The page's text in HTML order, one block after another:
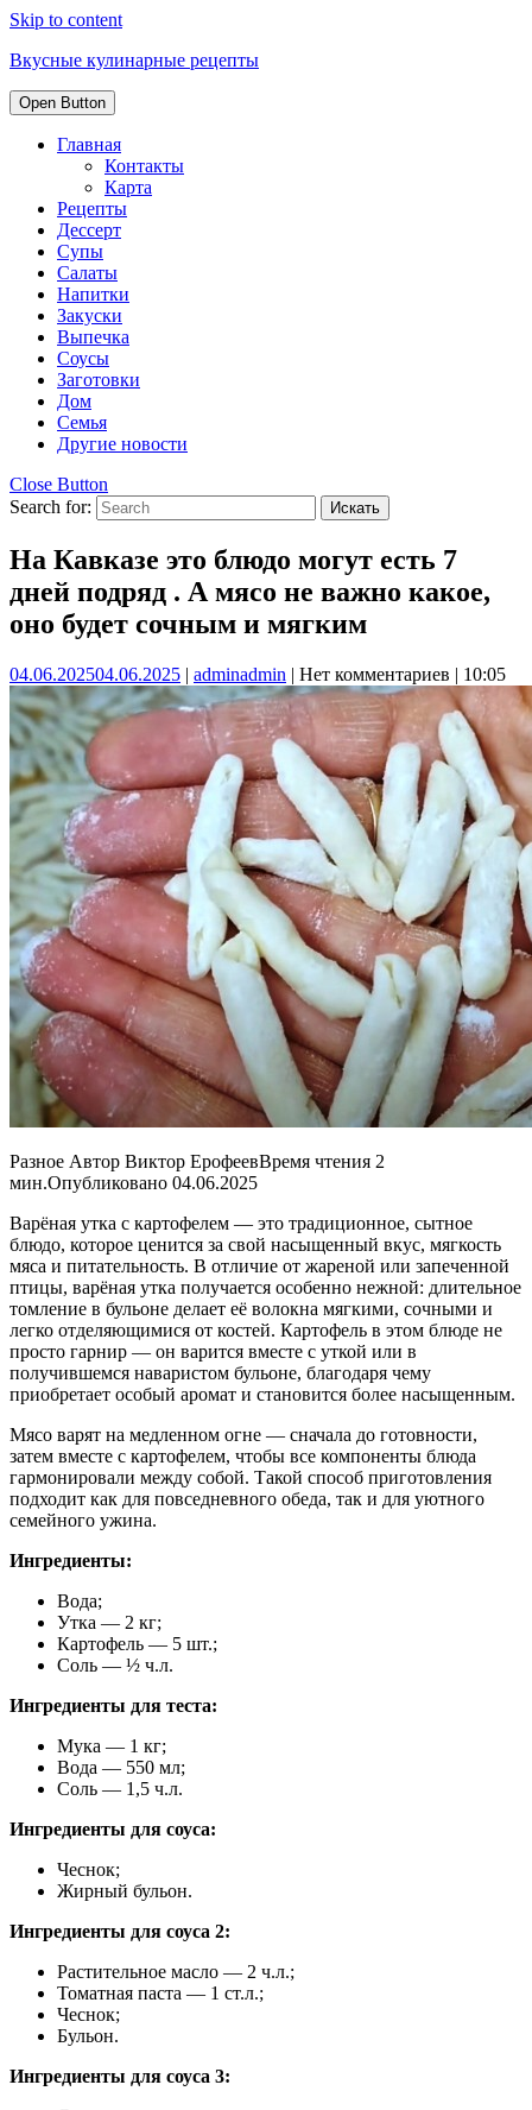
Skip to content
Вкусные кулинарные рецепты
Open Button
Главная
Контакты
Карта
Рецепты
Дессерт
Супы
Салаты
Напитки
Закуски
Выпечка
Соусы
Заготовки
Дом
Семья
Другие новости
Close Button
Search for:
На Кавказе это блюдо могут есть 7
дней подряд . А мясо не важно какое,
оно будет сочным и мягким
04.06.202504.06.2025 | adminadmin | Нет комментариев | 10:05
Разное Автор Виктор ЕрофеевВремя чтения 2
мин.Опубликовано 04.06.2025
Варёная утка с картофелем — это традиционное, сытное
блюдо, которое ценится за свой насыщенный вкус, мягкость
мяса и питательность. В отличие от жареной или запеченной
птицы, варёная утка получается особенно нежной: длительное
томление в бульоне делает её волокна мягкими, сочными и
легко отделяющимися от костей. Картофель в этом блюде не
просто гарнир — он варится вместе с уткой или в
получившемся наваристом бульоне, благодаря чему
приобретает особый аромат и становится более насыщенным.
Мясо варят на медленном огне — сначала до готовности,
затем вместе с картофелем, чтобы все компоненты блюда
гармонировали между собой. Такой способ приготовления
подходит как для повседневного обеда, так и для уютного
семейного ужина.
Ингредиенты:
Вода;
Утка — 2 кг;
Картофель — 5 шт.;
Соль — ½ ч.л.
Ингредиенты для теста:
Мука — 1 кг;
Вода — 550 мл;
Соль — 1,5 ч.л.
Ингредиенты для соуса:
Чеснок;
Жирный бульон.
Ингредиенты для соуса 2:
Растительное масло — 2 ч.л.;
Томатная паста — 1 ст.л.;
Чеснок;
Бульон.
Ингредиенты для соуса 3: